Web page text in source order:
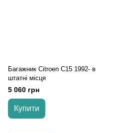
Багажник Citroen C15 1992- в
штатні місця
5 060 грн
Купити